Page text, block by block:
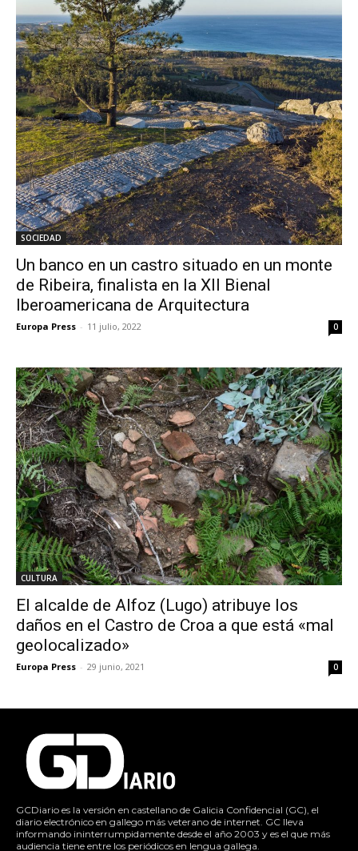
SOCIEDAD
Un banco en un castro situado en un monte
de Ribeira, finalista en la XII Bienal
Iberoamericana de Arquitectura
Europa Press - 11 julio, 2022 0
CULTURA
El alcalde de Alfoz (Lugo) atribuye los
daños en el Castro de Croa a que está «mal
geolocalizado»
Europa Press - 29 junio, 2021 0
GCDiario es la versión en castellano de Galicia Confidencial (GC), el
diario electrónico en gallego más veterano de internet. GC lleva
informando ininterrumpidamente desde el año 2003 y es el que más
audiencia tiene entre los periódicos en lengua gallega.